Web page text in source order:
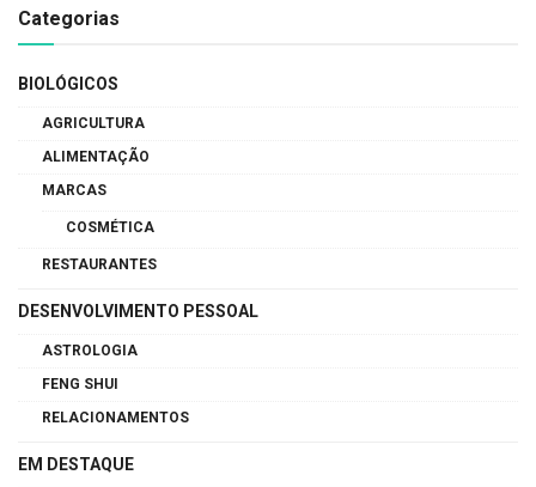
Categorias
BIOLÓGICOS
AGRICULTURA
ALIMENTAÇÃO
MARCAS
COSMÉTICA
RESTAURANTES
DESENVOLVIMENTO PESSOAL
ASTROLOGIA
FENG SHUI
RELACIONAMENTOS
EM DESTAQUE